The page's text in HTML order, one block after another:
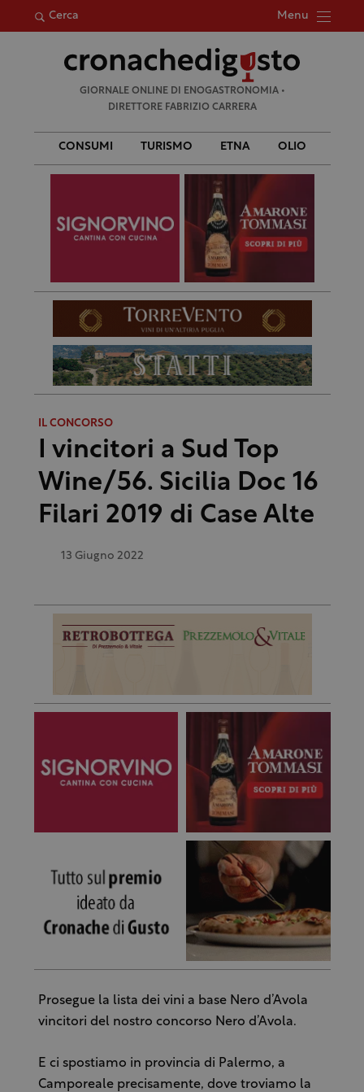
Cerca Menu
per:
GIORNALE ONLINE DI ENOGASTRONOMIA •
DIRETTORE FABRIZIO CARRERA
CONSUMI TURISMO ETNA OLIO
IL CONCORSO
I vincitori a Sud Top
Wine/56. Sicilia Doc 16
Filari 2019 di Case Alte
13 Giugno 2022
Prosegue la lista dei vini a base Nero d’Avola
vincitori del nostro concorso Nero d’Avola.
E ci spostiamo in provincia di Palermo, a
Camporeale precisamente, dove troviamo la